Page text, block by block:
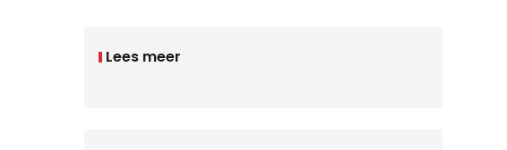
Lees meer